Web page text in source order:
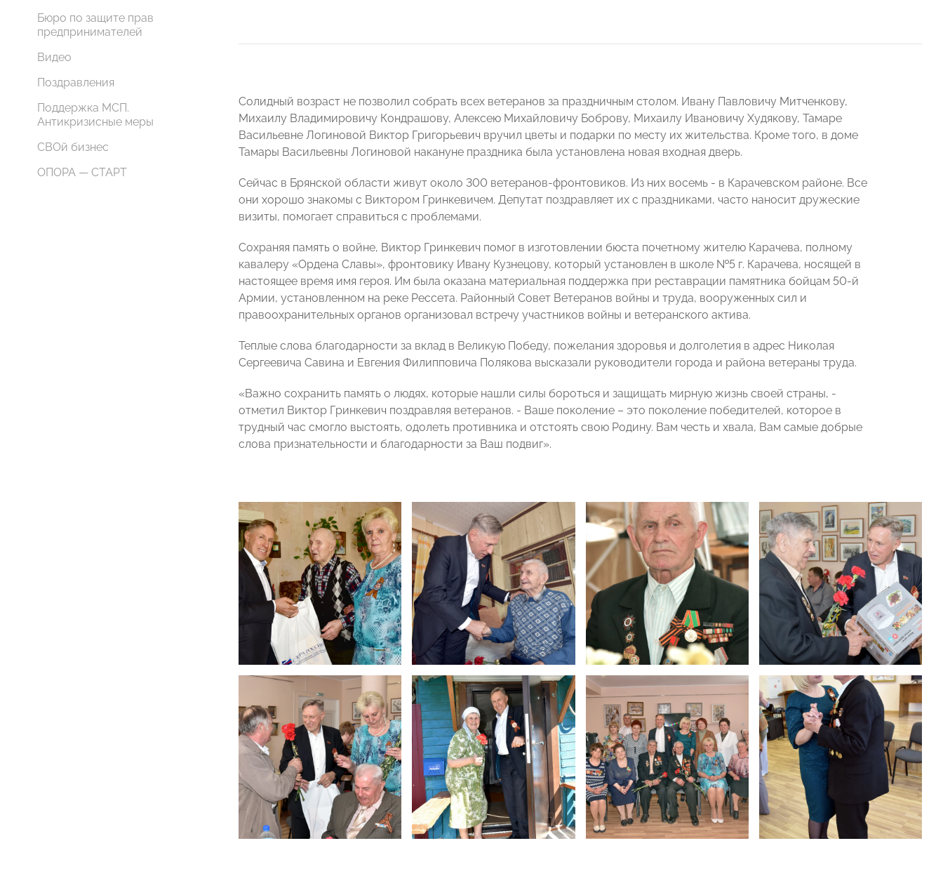
Бюро по защите прав
предпринимателей
Видео
Поздравления
Поддержка МСП.
Антикризисные меры
СВОй бизнес
ОПОРА — СТАРТ
Солидный возраст не позволил собрать всех ветеранов за праздничным столом. Ивану Павловичу Митченкову,
Михаилу Владимировичу Кондрашову, Алексею Михайловичу Боброву, Михаилу Ивановичу Худякову, Тамаре
Васильевне Логиновой Виктор Григорьевич вручил цветы и подарки по месту их жительства. Кроме того, в доме
Тамары Васильевны Логиновой накануне праздника была установлена новая входная дверь.
Сейчас в Брянской области живут около 300 ветеранов-фронтовиков. Из них восемь - в Карачевском районе. Все
они хорошо знакомы с Виктором Гринкевичем. Депутат поздравляет их с праздниками, часто наносит дружеские
визиты, помогает справиться с проблемами.
Сохраняя память о войне, Виктор Гринкевич помог в изготовлении бюста почетному жителю Карачева, полному
кавалеру «Ордена Славы», фронтовику Ивану Кузнецову, который установлен в школе №5 г. Карачева, носящей в
настоящее время имя героя. Им была оказана материальная поддержка при реставрации памятника бойцам 50-й
Армии, установленном на реке Рессета. Районный Совет Ветеранов войны и труда, вооруженных сил и
правоохранительных органов организовал встречу участников войны и ветеранского актива.
Теплые слова благодарности за вклад в Великую Победу, пожелания здоровья и долголетия в адрес Николая
Сергеевича Савина и Евгения Филипповича Полякова высказали руководители города и района ветераны труда.
«Важно сохранить память о людях, которые нашли силы бороться и защищать мирную жизнь своей страны, -
отметил Виктор Гринкевич поздравляя ветеранов. - Ваше поколение – это поколение победителей, которое в
трудный час смогло выстоять, одолеть противника и отстоять свою Родину. Вам честь и хвала, Вам самые добрые
слова признательности и благодарности за Ваш подвиг».